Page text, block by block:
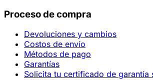
Proceso de compra
Devoluciones y cambios
Costos de envío
Métodos de pago
Garantías
Solicita tu certificado de garantía